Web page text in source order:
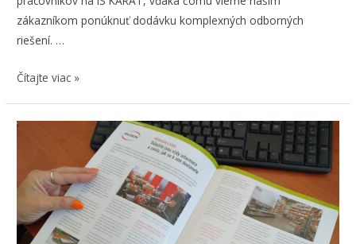
zákazníkom ponúknuť dodávku komplexných odborných
riešení. …
Sme
Solution
partner
pre
Slovenskú
Čítajte viac »